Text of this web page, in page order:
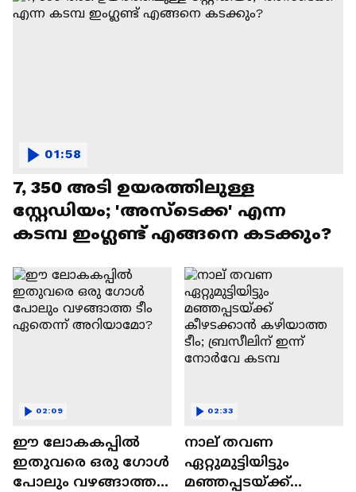
7, 350 അടി ഉയരത്തിലുള്ള
സ്റ്റേഡിയം; 'അസ്‌ടെക്ക' എന്ന
കടമ്പ ഇംഗ്ലണ്ട് എങ്ങനെ കടക്കും?
01:58
ഈ ലോകകപ്പിൽ
ഇതുവരെ ഒരു ഗോൾ
പോലും വഴങ്ങാത്ത
02:09
നാല് തവണ
ഏറ്റുമുട്ടിയിട്ടും
മഞ്ഞപ്പടയ്ക്ക്
02:33